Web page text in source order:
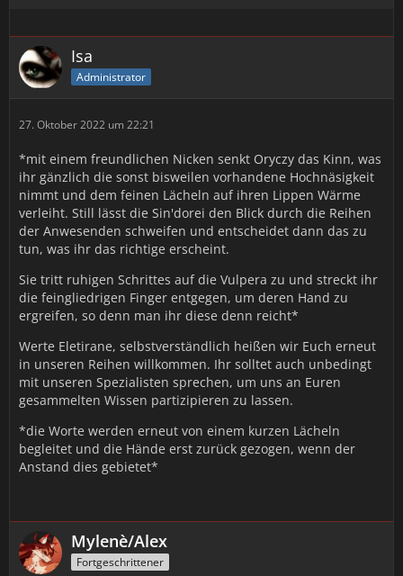
Isa
Administrator
27. Oktober 2022 um 22:21
*mit einem freundlichen Nicken senkt Oryczy das Kinn, was
ihr gänzlich die sonst bisweilen vorhandene Hochnäsigkeit
nimmt und dem feinen Lächeln auf ihren Lippen Wärme
verleiht. Still lässt die Sin'dorei den Blick durch die Reihen
der Anwesenden schweifen und entscheidet dann das zu
tun, was ihr das richtige erscheint.
Sie tritt ruhigen Schrittes auf die Vulpera zu und streckt ihr
die feingliedrigen Finger entgegen, um deren Hand zu
ergreifen, so denn man ihr diese denn reicht*
Werte Eletirane, selbstverständlich heißen wir Euch erneut
in unseren Reihen willkommen. Ihr solltet auch unbedingt
mit unseren Spezialisten sprechen, um uns an Euren
gesammelten Wissen partizipieren zu lassen.
*die Worte werden erneut von einem kurzen Lächeln
begleitet und die Hände erst zurück gezogen, wenn der
Anstand dies gebietet*
Mylenè/Alex
Fortgeschrittener